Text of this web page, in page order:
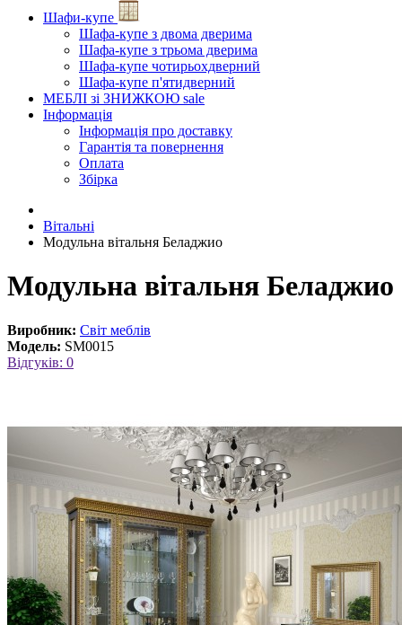
Шафи-купе
Шафа-купе з двома дверима
Шафа-купе з трьома дверима
Шафа-купе чотирьохдверний
Шафа-купе п'ятидверний
МЕБЛІ зі ЗНИЖКОЮ sale
Інформація
Інформація про доставку
Гарантія та повернення
Оплата
Збірка
Вітальні
Модульна вітальня Беладжио
Модульна вітальня Беладжио
Виробник: Світ меблів
Модель: SM0015
Відгуків: 0